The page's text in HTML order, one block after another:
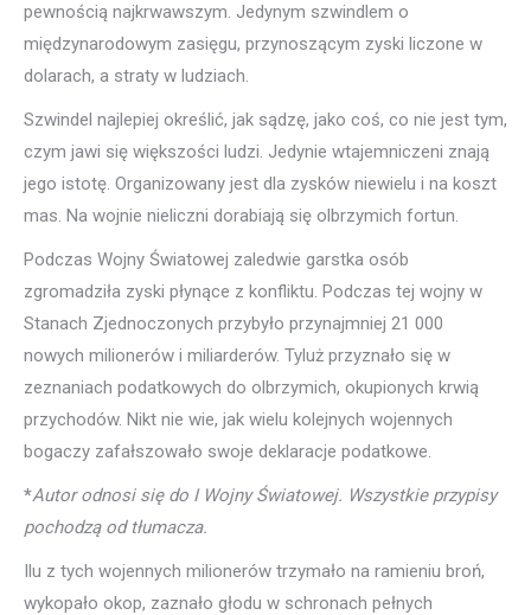
pewnością najkrwawszym. Jedynym szwindlem o
międzynarodowym zasięgu, przynoszącym zyski liczone w
dolarach, a straty w ludziach.
Szwindel najlepiej określić, jak sądzę, jako coś, co nie jest tym,
czym jawi się większości ludzi. Jedynie wtajemniczeni znają
jego istotę. Organizowany jest dla zysków niewielu i na koszt
mas. Na wojnie nieliczni dorabiają się olbrzymich fortun.
Podczas Wojny Światowej zaledwie garstka osób
zgromadziła zyski płynące z konfliktu. Podczas tej wojny w
Stanach Zjednoczonych przybyło przynajmniej 21 000
nowych milionerów i miliarderów. Tyluż przyznało się w
zeznaniach podatkowych do olbrzymich, okupionych krwią
przychodów. Nikt nie wie, jak wielu kolejnych wojennych
bogaczy zafałszowało swoje deklaracje podatkowe.
*Autor odnosi się do I Wojny Światowej. Wszystkie przypisy
pochodzą od tłumacza.
Ilu z tych wojennych milionerów trzymało na ramieniu broń,
wykopało okop, zaznało głodu w schronach pełnych